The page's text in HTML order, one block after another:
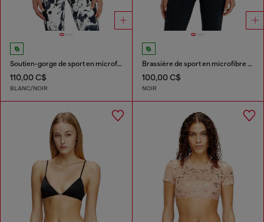
Soutien-gorge de sport en microfibre imprimée
110,00 C$
BLANC/NOIR
Brassière de sport en microfibre avec logo tronqué
100,00 C$
NOIR